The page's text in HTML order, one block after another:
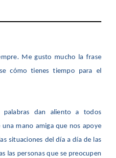
Me gusto mucho la frase
cómo tienes tiempo para el
palabras dan aliento a todos
mano amiga que nos apoye
situaciones del día a día de las
las personas que se preocupen